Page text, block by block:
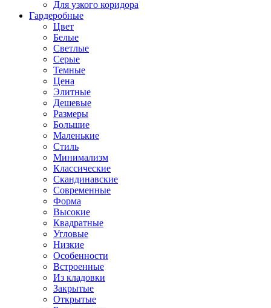
Для узкого коридора
Гардеробные
Цвет
Белые
Светлые
Серые
Темные
Цена
Элитные
Дешевые
Размеры
Большие
Маленькие
Стиль
Минимализм
Классические
Скандинавские
Современные
Форма
Высокие
Квадратные
Угловые
Низкие
Особенности
Встроенные
Из кладовки
Закрытые
Открытые